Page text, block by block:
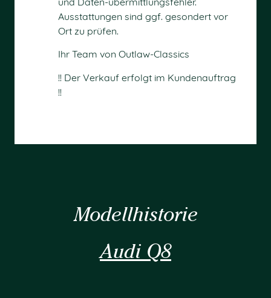
Ausstattungen sind ggf. gesondert vor
Ort zu prüfen.
Ihr Team von Outlaw-Classics
!! Der Verkauf erfolgt im Kundenauftrag
!!
Modellhistorie
Audi Q8